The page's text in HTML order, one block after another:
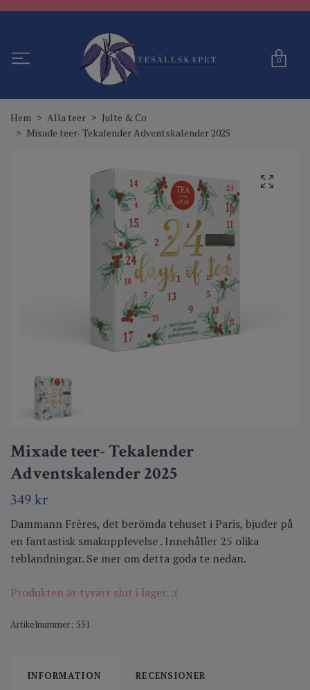
0
Hem Alla teer
Julte & Co
Mixade teer- Tekalender Adventskalender 2025
Mixade teer- Tekalender
Adventskalender 2025
349 kr
Dammann Frères, det berömda tehuset i Paris, bjuder på
en fantastisk smakupplevelse . Innehåller 25 olika
teblandningar. Se mer om detta goda te nedan.
Produkten är tyvärr slut i lager. :(
Artikelnummer: 551
INFORMATION RECENSIONER